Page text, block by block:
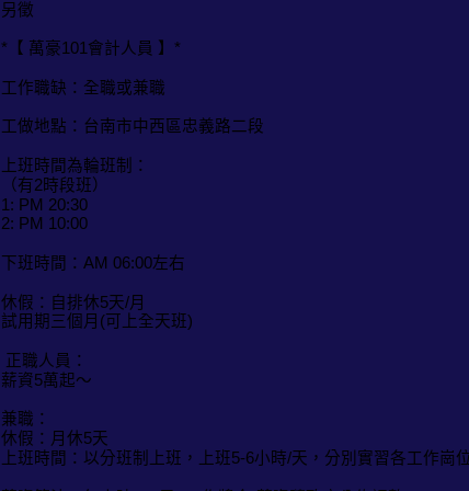
另徵
*【 萬豪101會計人員 】*
工作職缺：全職或兼職
工做地點：台南市中西區忠義路二段
上班時間為輪班制：
（有2時段班）
1: PM 20:30
2: PM 10:00
下班時間：AM 06:00左右
休假：自排休5天/月
試用期三個月(可上全天班)
正職人員：
薪資5萬起～
兼職：
休假：月休5天
上班時間：以分班制上班，上班5-6小時/天，分別實習各工作崗